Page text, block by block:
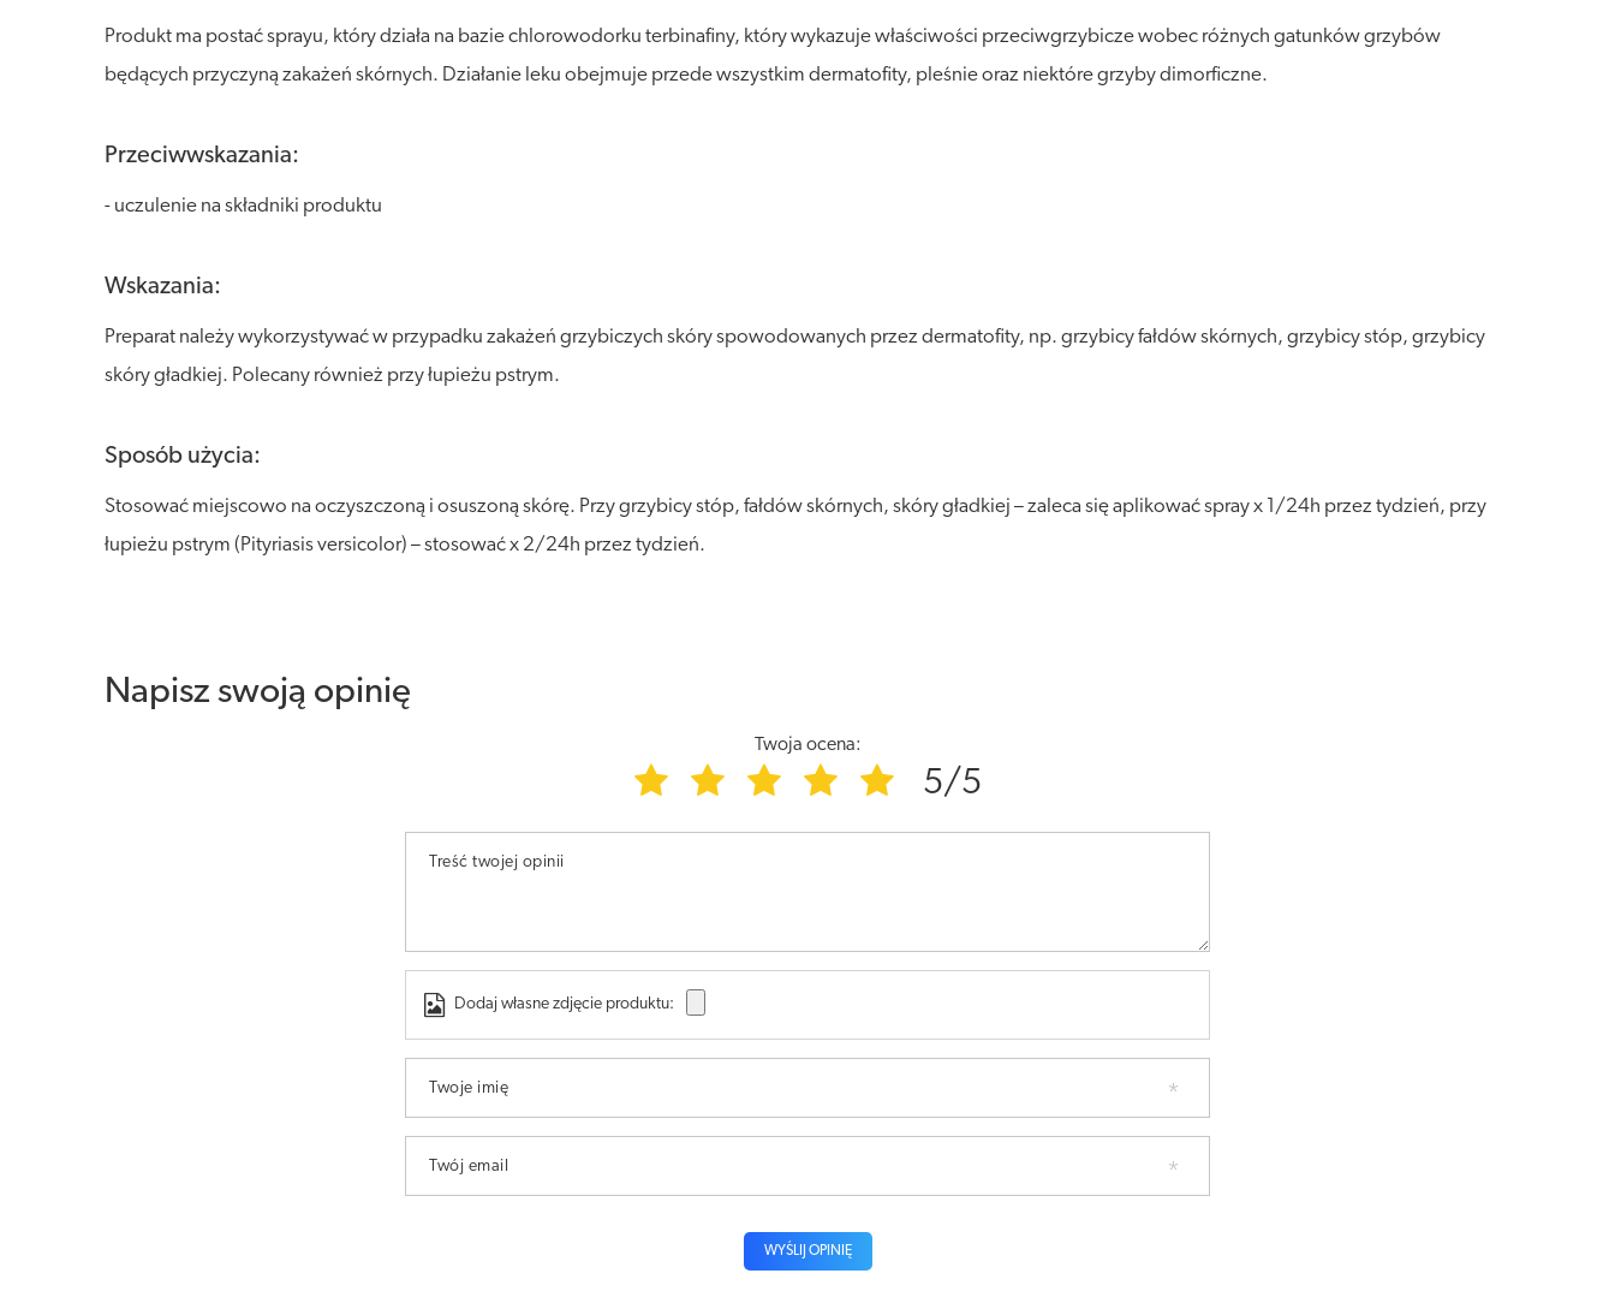
Produkt ma postać sprayu, który działa na bazie chlorowodorku terbinafiny, który wykazuje właściwości przeciwgrzybicze wobec różnych gatunków grzybów
będących przyczyną zakażeń skórnych. Działanie leku obejmuje przede wszystkim dermatofity, pleśnie oraz niektóre grzyby dimorficzne.
Przeciwwskazania:
- uczulenie na składniki produktu
Wskazania:
Preparat należy wykorzystywać w przypadku zakażeń grzybiczych skóry spowodowanych przez dermatofity, np. grzybicy fałdów skórnych, grzybicy stóp, grzybicy
skóry gładkiej. Polecany również przy łupieżu pstrym.
Sposób użycia:
Stosować miejscowo na oczyszczoną i osuszoną skórę. Przy grzybicy stóp, fałdów skórnych, skóry gładkiej – zaleca się aplikować spray x 1/24h przez tydzień, przy
łupieżu pstrym (Pityriasis versicolor) – stosować x 2/24h przez tydzień.
Napisz swoją opinię
Twoja ocena:
5/5
Treść twojej opinii
Dodaj własne zdjęcie produktu:
Twoje imię
Twój email
WYŚLIJ OPINIĘ